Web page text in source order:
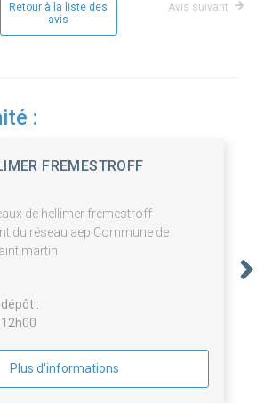
Retour à la liste des
avis
Avis suivant
:
FREMESTROFF
de hellimer fremestroff
du réseau aep Commune de
martin
:
Plus d'informations